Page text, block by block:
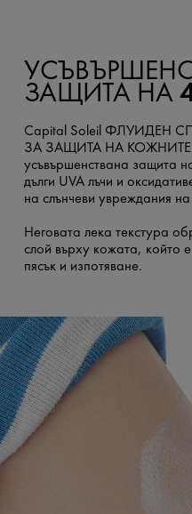
ЗАЩИТА НА
Capital Soleil ФЛУИДЕН
ЗА ЗАЩИТА НА КОЖНИТЕ
усъвършенствана защита
дълги UVA лъчи и
на слънчеви увреждания
Неговата лека текстура
слой върху кожата, който
пясък и изпотяване.